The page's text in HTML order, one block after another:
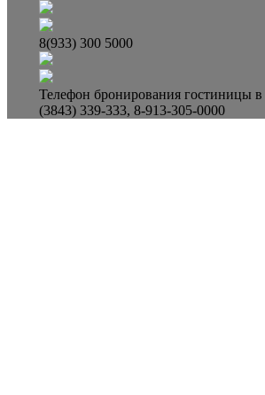
8(933) 300 5000
Телефон бронирования гостиницы
(3843) 339-333, 8-913-305-0000